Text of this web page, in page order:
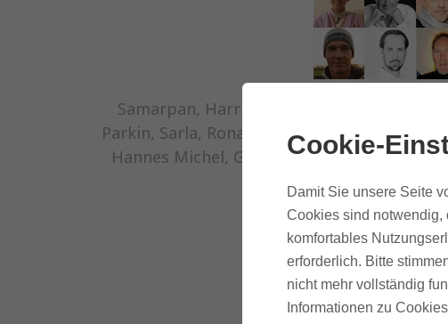
Samarpan, Harrison, Madhukar, Aisha
Parkin, Sarla, Ronald Engert, Prembuddha,
Hannes Michel, Gerard Kever, Ralph
Cookie-
Damit Sie unsere Seite
Cookies sind notwendig,
komfortables
erforderlich. Bitte
nicht mehr vollständig
Informationen zu